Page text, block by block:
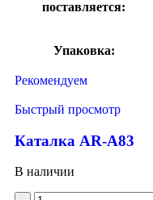
поставляется:
Упаковка:
Рекомендуем
Быстрый просмотр
Каталка AR-A83
В наличии